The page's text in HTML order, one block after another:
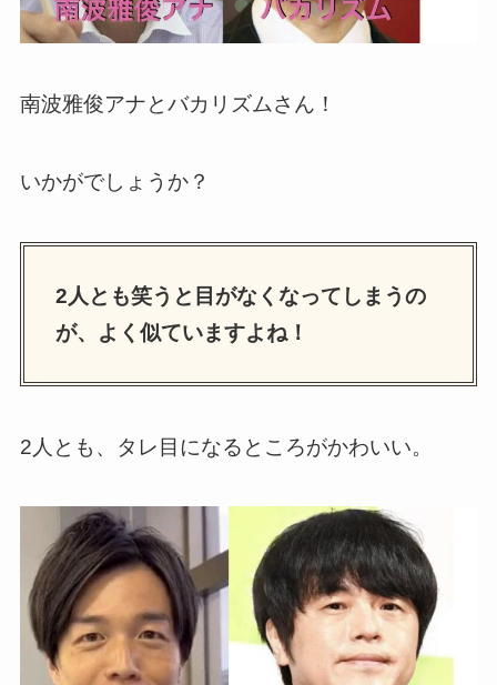
南波雅俊アナとバカリズムさん！
いかがでしょうか？
2人とも笑うと目がなくなってしまうの
が、よく似ていますよね！
2人とも、タレ目になるところがかわいい。